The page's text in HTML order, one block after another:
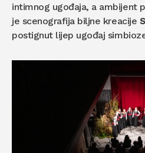
intimnog ugođaja, a ambijent
je scenografija biljne kreacije
postignut lijep ugođaj